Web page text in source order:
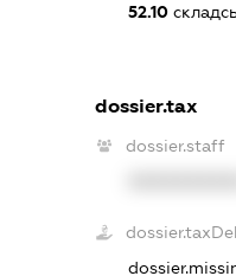
52.10
dossier.tax
dossier.staff